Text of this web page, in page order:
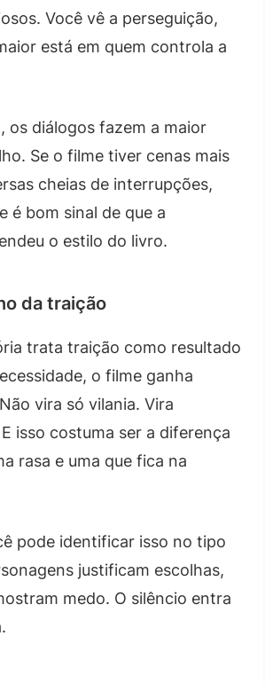
Você vê a perseguição,
está em quem controla a
os diálogos fazem a maior
Se o filme tiver cenas mais
cheias de interrupções,
é bom sinal de que a
o estilo do livro.
da traição
trata traição como resultado
o filme ganha
vira só vilania. Vira
isso costuma ser a diferença
rasa e uma que fica na
pode identificar isso no tipo
justificam escolhas,
medo. O silêncio entra